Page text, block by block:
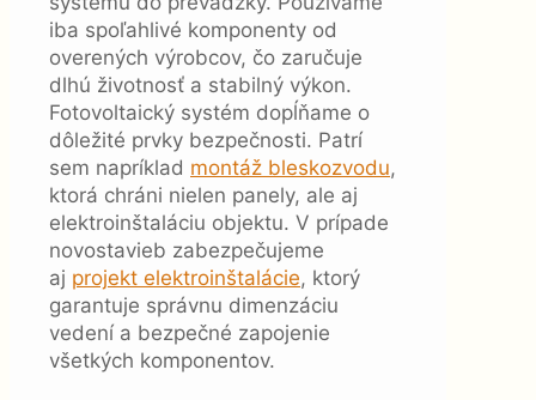
iba spoľahlivé komponenty od
overených výrobcov, čo zaručuje
dlhú životnosť a stabilný výkon.
Fotovoltaický systém dopĺňame o
dôležité prvky bezpečnosti. Patrí
sem napríklad montáž bleskozvodu,
ktorá chráni nielen panely, ale aj
elektroinštaláciu objektu. V prípade
novostavieb zabezpečujeme
aj projekt elektroinštalácie, ktorý
garantuje správnu dimenzáciu
vedení a bezpečné zapojenie
všetkých komponentov.